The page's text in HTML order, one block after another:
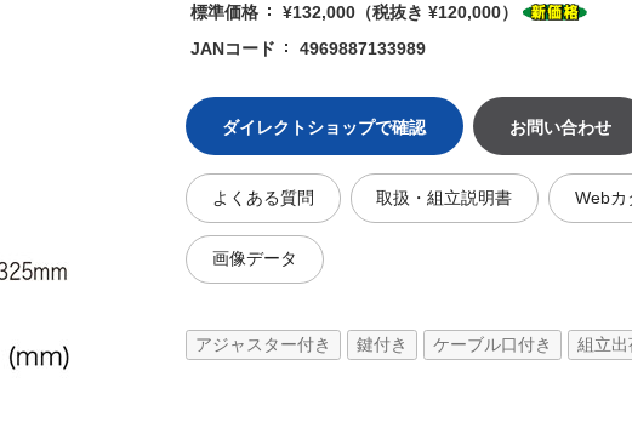
標準価格 ¥132,000 （税抜き ¥120,000）
JANコード
4969887133989
ダイレクトショップで確認 お問い合わせ
よくある質問 取扱・組立説明書 Webカ
画像データ
アジャスター付き 鍵付き ケーブル口付き 組立出